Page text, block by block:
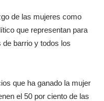
de las mujeres como
que representan para
barrio y todos los
que ha ganado la mujer
el 50 por ciento de las